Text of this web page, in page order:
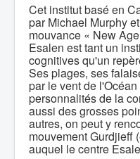
Cet institut basé en
par Michael Murphy
mouvance « New
Esalen est tant un
cognitives qu'un
Ses plages, ses
par le vent de
personnalités de la
aussi des grosses
autres, on peut y
mouvement Gurdjieff
auquel le centre